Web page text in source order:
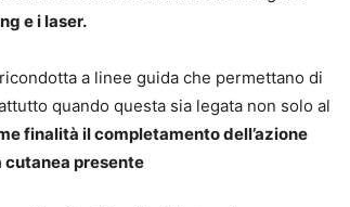
e i laser.
a linee guida che permettano di
quando questa sia legata non solo al
finalità il completamento dell’azione
presente